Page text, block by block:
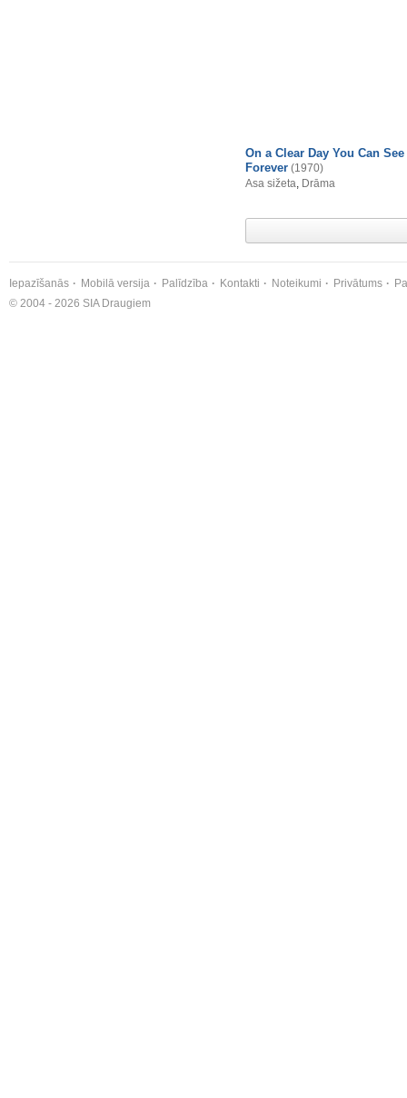
On a Clear Day You Can See
Forever (1970)
Asa sižeta, Drāma
Iepazīšanās Mobilā versija Palīdzība Kontakti Noteikumi Privātums
© 2004 - 2026 SIA Draugiem